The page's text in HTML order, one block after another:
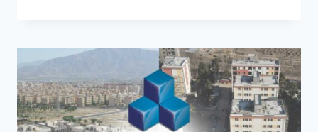
البرز
2
و
بام
پردیس